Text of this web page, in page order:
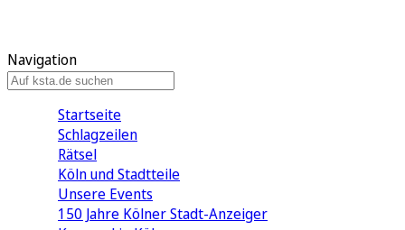
Navigation
Startseite
Schlagzeilen
Rätsel
Köln und Stadtteile
Unsere Events
150 Jahre Kölner Stadt-Anzeiger